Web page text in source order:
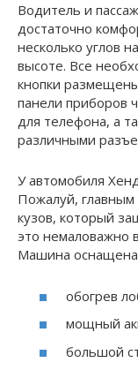
Водитель и
достаточно
несколько углов
высоте. Все
кнопки
панели приборов
для телефона, а
различными
У автомобиля
Пожалуй, главным
кузов, который
это немаловажно
Машина
обогрев
мощный
большой